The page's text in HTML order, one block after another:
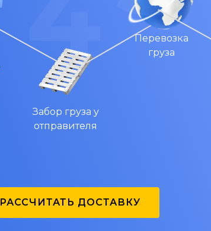
Забор груза у
отправителя
Перевозка
груза
РАССЧИТАТЬ ДОСТАВКУ